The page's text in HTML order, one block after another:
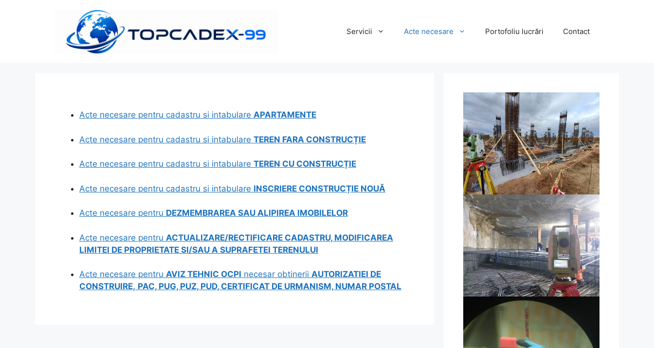
Servicii Acte necesare Portofoliu lucrări Contact
Acte necesare pentru cadastru si intabulare APARTAMENTE
Acte necesare pentru cadastru si intabulare TEREN FARA CONSTRUCȚIE
Acte necesare pentru cadastru si intabulare TEREN CU CONSTRUCȚIE
Acte necesare pentru cadastru si intabulare INSCRIERE CONSTRUCȚIE NOUĂ
Acte necesare pentru DEZMEMBRAREA SAU ALIPIREA IMOBILELOR
Acte necesare pentru ACTUALIZARE/RECTIFICARE CADASTRU, MODIFICAREA
LIMITEI DE PROPRIETATE SI/SAU A SUPRAFETEI TERENULUI
Acte necesare pentru AVIZ TEHNIC OCPI necesar obtinerii AUTORIZATIEI DE
CONSTRUIRE, PAC, PUG, PUZ, PUD, CERTIFICAT DE URMANISM, NUMAR POSTAL